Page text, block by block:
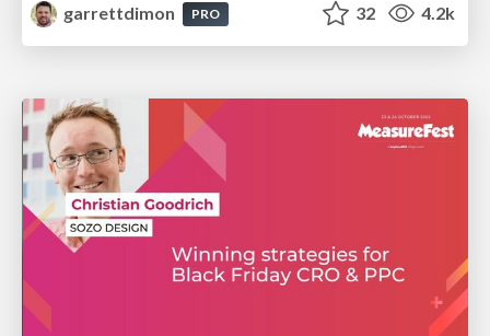
garrettdimon
PRO 32 4.2k